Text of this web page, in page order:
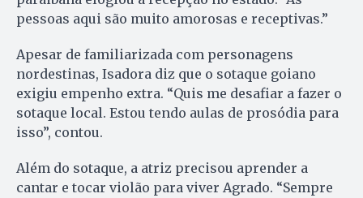
pessoas aqui são muito amorosas e receptivas.”
Apesar de familiarizada com personagens
nordestinas, Isadora diz que o sotaque goiano
exigiu empenho extra. “Quis me desafiar a fazer o
sotaque local. Estou tendo aulas de prosódia para
isso”, contou.
Além do sotaque, a atriz precisou aprender a
cantar e tocar violão para viver Agrado. “Sempre